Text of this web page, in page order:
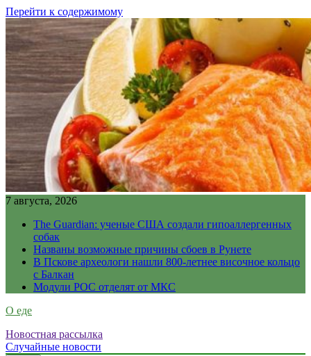
Перейти к содержимому
7 августа, 2026
The Guardian: ученые США создали гипоаллергенных
собак
Названы возможные причины сбоев в Рунете
В Пскове археологи нашли 800-летнее височное кольцо
с Балкан
Модули РОС отделят от МКС
О еде
Новостная рассылка
Случайные новости